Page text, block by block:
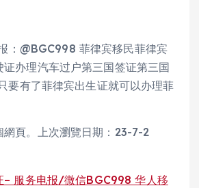
：@BGC998 菲律宾移民菲律宾
办理汽车过户第三国签证第三国
要有了菲律宾出生证就可以办理菲
網頁。上次瀏覽日期：23-7-2
– 服务电报/微信BGC998 华人移